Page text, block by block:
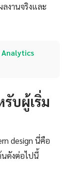
ลงานจริงและ
บผู้เริ่ม
design นี่คือ
ดังต่อไปนี้